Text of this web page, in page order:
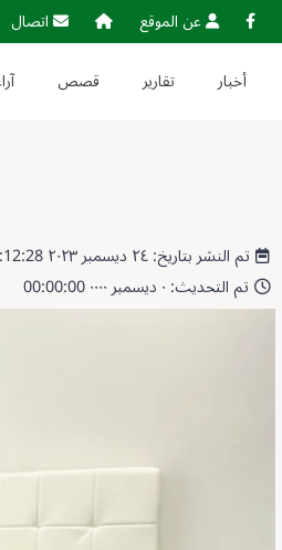
عن الموقع اتصال
أخبار تقارير قصص
تم النشر بتاريخ: ٢٤ ديسمبر ٢٠٢٣ 03:12:28
تم التحديث: ٠ ديسمبر ٠٠٠٠ 00:00:00